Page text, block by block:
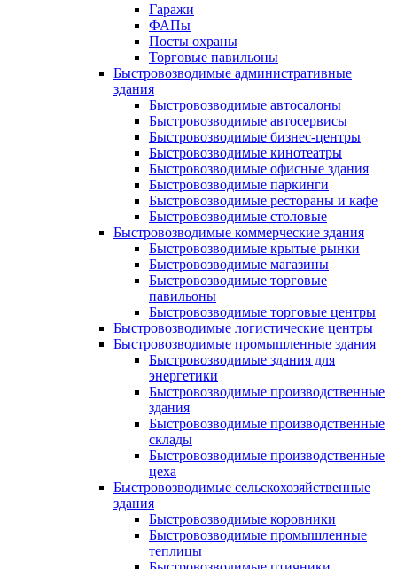
Гаражи
ФАПы
Посты охраны
Торговые павильоны
Быстровозводимые административные
здания
Быстровозводимые автосалоны
Быстровозводимые автосервисы
Быстровозводимые бизнес-центры
Быстровозводимые кинотеатры
Быстровозводимые офисные здания
Быстровозводимые паркинги
Быстровозводимые рестораны и кафе
Быстровозводимые столовые
Быстровозводимые коммерческие здания
Быстровозводимые крытые рынки
Быстровозводимые магазины
Быстровозводимые торговые
павильоны
Быстровозводимые торговые центры
Быстровозводимые логистические центры
Быстровозводимые промышленные здания
Быстровозводимые здания для
энергетики
Быстровозводимые производственные
здания
Быстровозводимые производственные
склады
Быстровозводимые производственные
цеха
Быстровозводимые сельскохозяйственные
здания
Быстровозводимые коровники
Быстровозводимые промышленные
теплицы